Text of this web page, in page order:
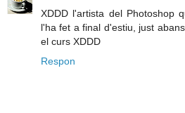
XDDD l'artista del Photoshop
l'ha fet a final d'estiu, just
el curs XDDD
Respon